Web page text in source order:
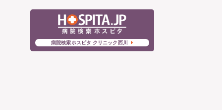
病院検索ホスピタ クリニック西川